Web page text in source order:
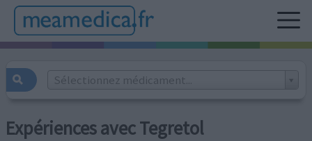
Sélectionnez médicament...
Expériences avec Tegretol